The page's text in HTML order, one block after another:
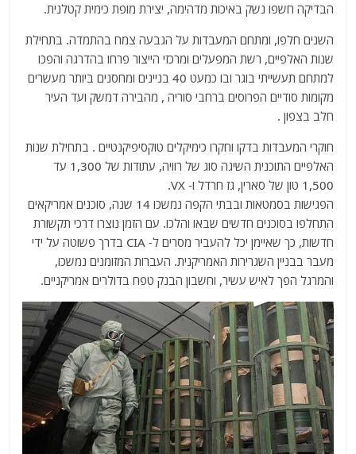
הבדיקה חשפו נשק באיכות מדהימה, יצירת מופת כימית קטלנית.
השנים חלפו, ומתחם המעבדות על הגבעה צמח בהתמדה. בתחילת
שנות האלפיים, רשת המפעלים ומרכזי הייצור פרחו בהדרגה והפכו
למתחם תעשייתי בוגר ובו כמעט 40 בניינים ומחסנים ביותר מעשרים
מקומות סודיים הפרוסים ברחבי סוריה , מהבירה דמשק ועד העיר
חלב בצפון .
חוקרי המעבדות בדקו וחקרו כימיקלים טוקסיפיקנטיים . בתחילת שנות
האלפיים התוכנית השיגה סוג של רוויה, עתודות של 1,300 עד
1,500 טון של סארין, גז חרדל ו- VX.
הפגישות בסמטאות ובבתי הקפה נמשכו 14 שנה, סוכנים אמריקאים
התחלפו בסוכנים חדשים שבאו והלכו. עם הזמן נוצרו דרכי תקשורת
חדשות, כך שאיימן יכל להעביר מסרים ל- CIA בדרך פשוטה על ידי
מעבר בבניין השגרירות האמריקנית. העברות המזומנים נמשכו,
והמרגל הפך לאיש עשיר, וחשבון הבנק טפח בדולרים אמריקניים.